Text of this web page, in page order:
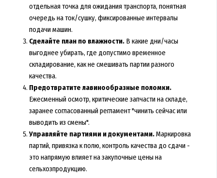
отдельная точка для ожидания транспорта, понятная
очередь на ток/сушку, фиксированные интервалы
подачи машин.
Сделайте план по влажности.В какие дни/часы
выгоднее убирать, где допустимо временное
складирование, как не смешивать партии разного
качества.
Предотвратите лавинообразные поломки.
Ежесменный осмотр, критические запчасти на складе,
заранее согласованный регламент "чинить сейчас или
выводить из смены".
Управляйте партиями и документами.Маркировка
партий, привязка к полю, контроль качества до сдачи -
это напрямую влияет на закупочные цены на
сельхозпродукцию.